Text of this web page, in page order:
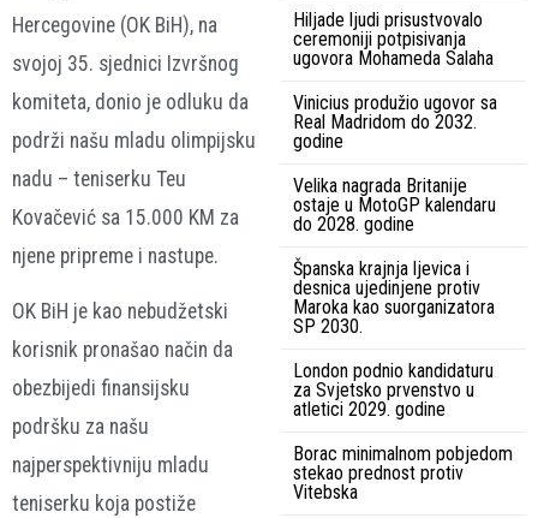
Hercegovine (OK BiH), na
svojoj 35. sjednici Izvršnog
komiteta, donio je odluku da
podrži našu mladu olimpijsku
nadu – teniserku Teu
Kovačević sa 15.000 KM za
njene pripreme i nastupe.
OK BiH je kao nebudžetski
korisnik pronašao način da
obezbijedi finansijsku
podršku za našu
najperspektivniju mladu
teniserku koja postiže
Hiljade ljudi prisustvovalo
ceremoniji potpisivanja
ugovora Mohameda Salaha
Vinicius produžio ugovor sa
Real Madridom do 2032.
godine
Velika nagrada Britanije
ostaje u MotoGP kalendaru
do 2028. godine
Španska krajnja ljevica i
desnica ujedinjene protiv
Maroka kao suorganizatora
SP 2030.
London podnio kandidaturu
za Svjetsko prvenstvo u
atletici 2029. godine
Borac minimalnom pobjedom
stekao prednost protiv
Vitebska